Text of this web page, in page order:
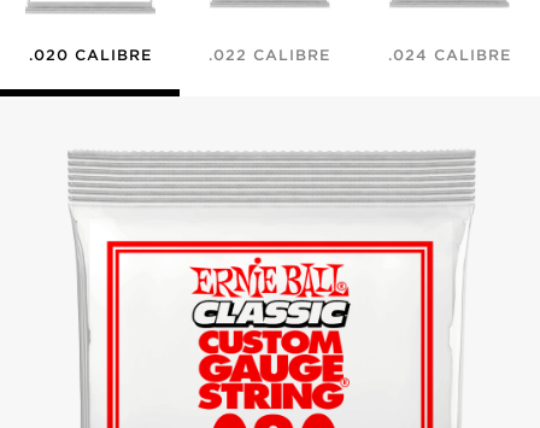
.020 CALIBRE .022 CALIBRE .024 CALIBRE